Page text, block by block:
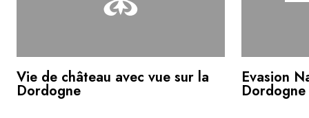
Vie de château avec vue sur la
Dordogne
Evasion
Dordogne